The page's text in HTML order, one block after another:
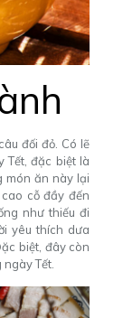
đối đỏ. Có lẽ
Tết, đặc biệt là
món ăn này lại
cỗ đầy đến
như thiếu đi
yêu thích dưa
biệt, đây còn
Tết.